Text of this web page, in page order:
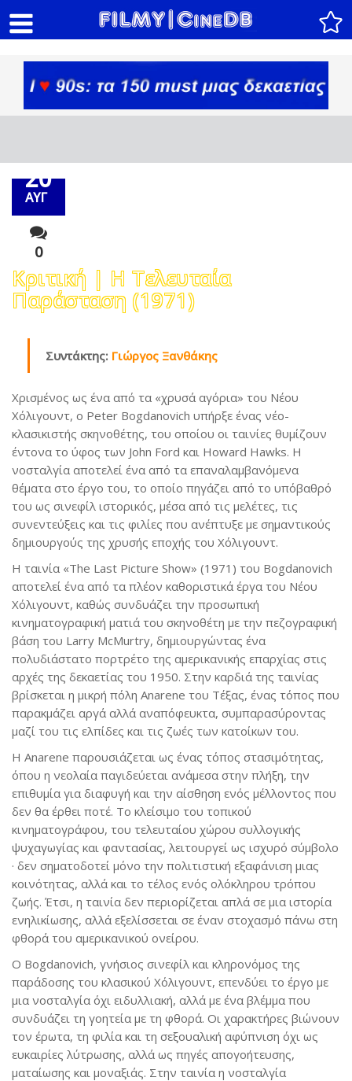
20
ΑΥΓ
0
Κριτική | Η Τελευταία
Παράσταση (1971)
Συντάκτης: Γιώργος Ξανθάκης
Χρισμένος ως ένα από τα «χρυσά αγόρια» του Νέου
Χόλιγουντ, ο Peter Bogdanovich υπήρξε ένας νέο-
κλασικιστής σκηνοθέτης, του οποίου οι ταινίες θυμίζουν
έντονα το ύφος των John Ford και Howard Hawks. Η
νοσταλγία αποτελεί ένα από τα επαναλαμβανόμενα
θέματα στο έργο του, το οποίο πηγάζει από το υπόβαθρό
του ως σινεφίλ ιστορικός, μέσα από τις μελέτες, τις
συνεντεύξεις και τις φιλίες που ανέπτυξε με σημαντικούς
δημιουργούς της χρυσής εποχής του Χόλιγουντ.
Η ταινία «The Last Picture Show» (1971) του Bogdanovich
αποτελεί ένα από τα πλέον καθοριστικά έργα του Νέου
Χόλιγουντ, καθώς συνδυάζει την προσωπική
κινηματογραφική ματιά του σκηνοθέτη με την πεζογραφική
βάση του Larry McMurtry, δημιουργώντας ένα
πολυδιάστατο πορτρέτο της αμερικανικής επαρχίας στις
αρχές της δεκαετίας του 1950. Στην καρδιά της ταινίας
βρίσκεται η μικρή πόλη Anarene του Τέξας, ένας τόπος που
παρακμάζει αργά αλλά αναπόφευκτα, συμπαρασύροντας
μαζί του τις ελπίδες και τις ζωές των κατοίκων του.
Η Anarene παρουσιάζεται ως ένας τόπος στασιμότητας,
όπου η νεολαία παγιδεύεται ανάμεσα στην πλήξη, την
επιθυμία για διαφυγή και την αίσθηση ενός μέλλοντος που
δεν θα έρθει ποτέ. Το κλείσιμο του τοπικού
κινηματογράφου, του τελευταίου χώρου συλλογικής
ψυχαγωγίας και φαντασίας, λειτουργεί ως ισχυρό σύμβολο
· δεν σηματοδοτεί μόνο την πολιτιστική εξαφάνιση μιας
κοινότητας, αλλά και το τέλος ενός ολόκληρου τρόπου
ζωής. Έτσι, η ταινία δεν περιορίζεται απλά σε μια ιστορία
ενηλικίωσης, αλλά εξελίσσεται σε έναν στοχασμό πάνω στη
φθορά του αμερικανικού ονείρου.
Ο Bogdanovich, γνήσιος σινεφίλ και κληρονόμος της
παράδοσης του κλασικού Χόλιγουντ, επενδύει το έργο με
μια νοσταλγία όχι ειδυλλιακή, αλλά με ένα βλέμμα που
συνδυάζει τη γοητεία με τη φθορά. Οι χαρακτήρες βιώνουν
τον έρωτα, τη φιλία και τη σεξουαλική αφύπνιση όχι ως
ευκαιρίες λύτρωσης, αλλά ως πηγές απογοήτευσης,
ματαίωσης και μοναξιάς. Στην ταινία η νοσταλγία